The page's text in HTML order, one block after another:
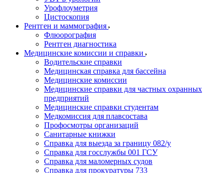
Урофлоуметрия
Цистоскопия
Рентген и маммография
Флюорография
Рентген диагностика
Медицинские комиссии и справки
Водительские справки
Медицинская справка для бассейна
Медицинские комиссии
Медицинские справки для частных охранных
предприятий
Медицинские справки студентам
Медкомиссия для плавсостава
Профосмотры организаций
Санитарные книжки
Справка для выезда за границу 082/у
Справка для госслужбы 001 ГСУ
Справка для маломерных судов
Справка для прокуратуры 733